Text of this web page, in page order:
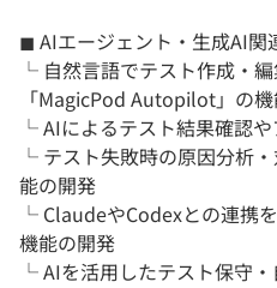
◼︎ AIエージェント・生成AI関
└ 自然言語でテスト作成・
「MagicPod Autopilot」の
└ AIによるテスト結果確認
└ テスト失敗時の原因分析
能の開発
└ ClaudeやCodexとの連携
機能の開発
└ AIを活用したテスト保守